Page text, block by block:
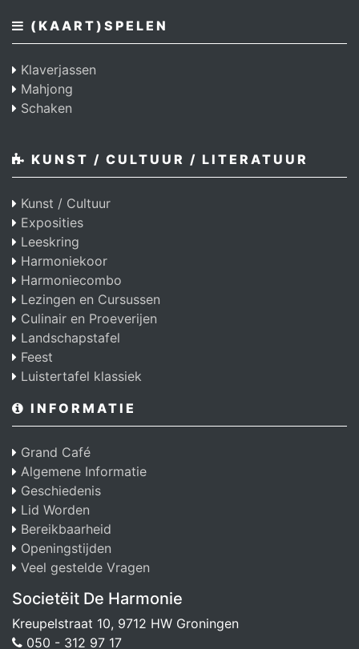
(KAART)SPELEN
Klaverjassen
Mahjong
Schaken
KUNST / CULTUUR / LITERATUUR
Kunst / Cultuur
Exposities
Leeskring
Harmoniekoor
Harmoniecombo
Lezingen en Cursussen
Culinair en Proeverijen
Landschapstafel
Feest
Luistertafel klassiek
INFORMATIE
Grand Café
Algemene Informatie
Geschiedenis
Lid Worden
Bereikbaarheid
Openingstijden
Veel gestelde Vragen
Societëit De Harmonie
Kreupelstraat 10, 9712 HW Groningen
050 - 312 97 17